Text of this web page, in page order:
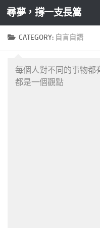
Skip to content
尋夢，撐一支長篙
CATEGORY: 自言自語
每個人對不同的事物都
都是一個觀點